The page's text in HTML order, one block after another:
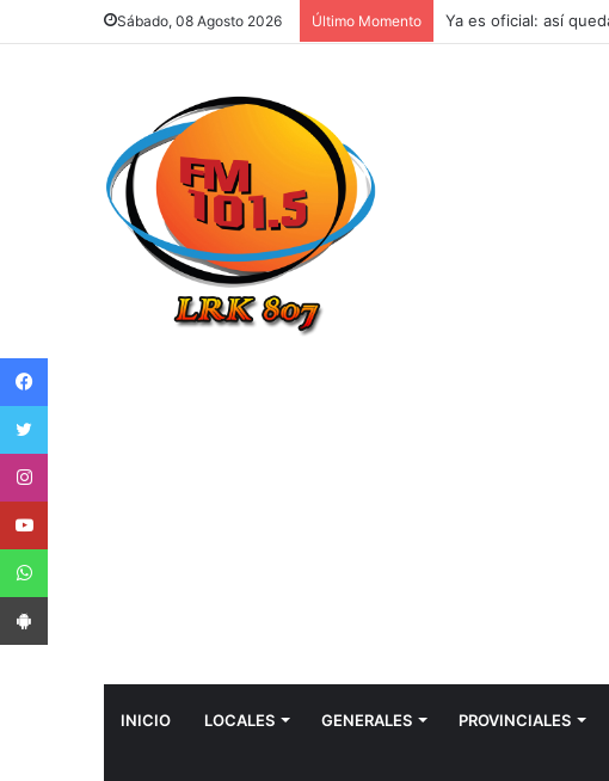
Sábado, 08 Agosto 2026 Último Momento Ya es oficial: así
INICIO LOCALES GENERALES PROVINCIALES